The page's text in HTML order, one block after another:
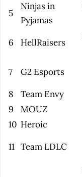
5
Ninjas in
Pyjamas
6 HellRaisers
7 G2 Esports
8
Team Envy
9
MOUZ
10 Heroic
11 Team LDLC